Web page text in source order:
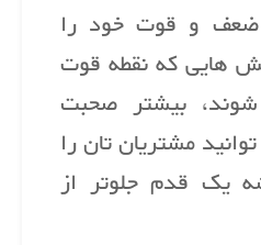
ضعف و قوت خود را
هایی که نقطه قوت
بیشتر صحبت
مشتریان تان را
یک قدم جلوتر از